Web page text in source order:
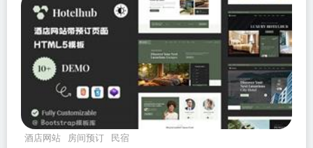
酒店网站 房间预订
民宿